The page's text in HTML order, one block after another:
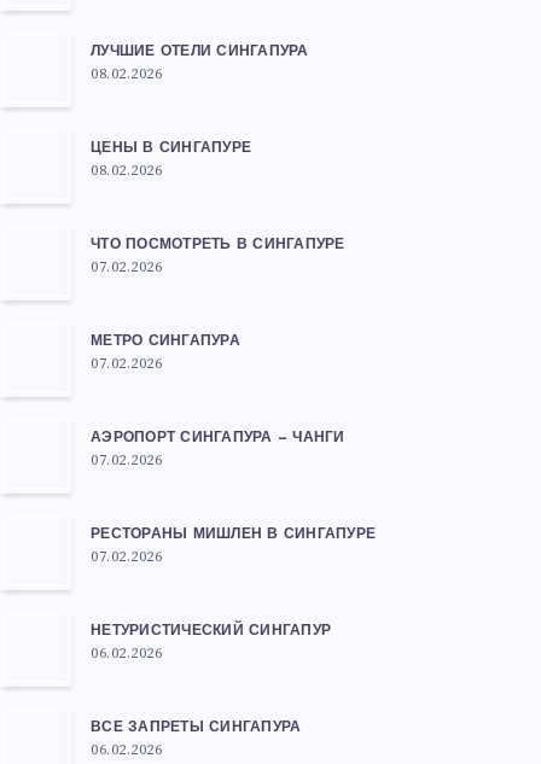
ЛУЧШИЕ ОТЕЛИ СИНГАПУРА
08.02.2026
ЦЕНЫ В СИНГАПУРЕ
08.02.2026
ЧТО ПОСМОТРЕТЬ В СИНГАПУРЕ
07.02.2026
МЕТРО СИНГАПУРА
07.02.2026
АЭРОПОРТ СИНГАПУРА — ЧАНГИ
07.02.2026
РЕСТОРАНЫ МИШЛЕН В СИНГАПУРЕ
07.02.2026
НЕТУРИСТИЧЕСКИЙ СИНГАПУР
06.02.2026
ВСЕ ЗАПРЕТЫ СИНГАПУРА
06.02.2026